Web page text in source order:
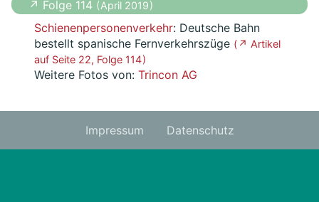
↗ Folge 114 ( April 2019 )
Schienenpersonenverkehr: Deutsche Bahn
bestellt spanische Fernverkehrszüge ( ↗ Artikel
auf Seite 22, Folge 114 )
Weitere Fotos von: Trincon AG
Impressum Datenschutz